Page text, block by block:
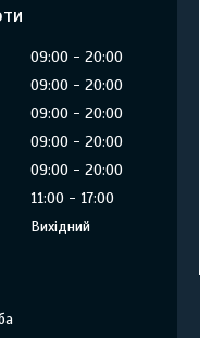
09:00
20:00
09:00
20:00
09:00
20:00
09:00
20:00
09:00
20:00
11:00
17:00
Вихідний